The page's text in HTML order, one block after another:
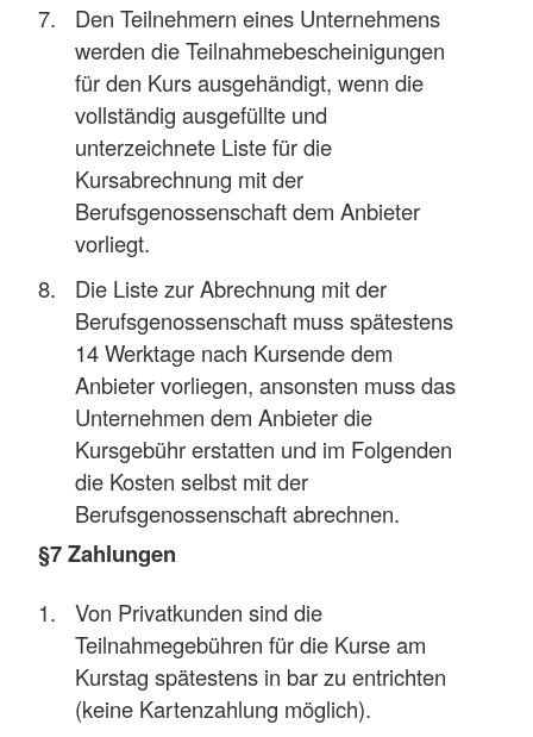
Den Teilnehmern eines Unternehmens
werden die Teilnahmebescheinigungen
für den Kurs ausgehändigt, wenn die
vollständig ausgefüllte und
unterzeichnete Liste für die
Kursabrechnung mit der
Berufsgenossenschaft dem Anbieter
vorliegt.
Die Liste zur Abrechnung mit der
Berufsgenossenschaft muss spätestens
14 Werktage nach Kursende dem
Anbieter vorliegen, ansonsten muss das
Unternehmen dem Anbieter die
Kursgebühr erstatten und im Folgenden
die Kosten selbst mit der
Berufsgenossenschaft abrechnen.
§7 Zahlungen
Von Privatkunden sind die
Teilnahmegebühren für die Kurse am
Kurstag spätestens in bar zu entrichten
(keine Kartenzahlung möglich).